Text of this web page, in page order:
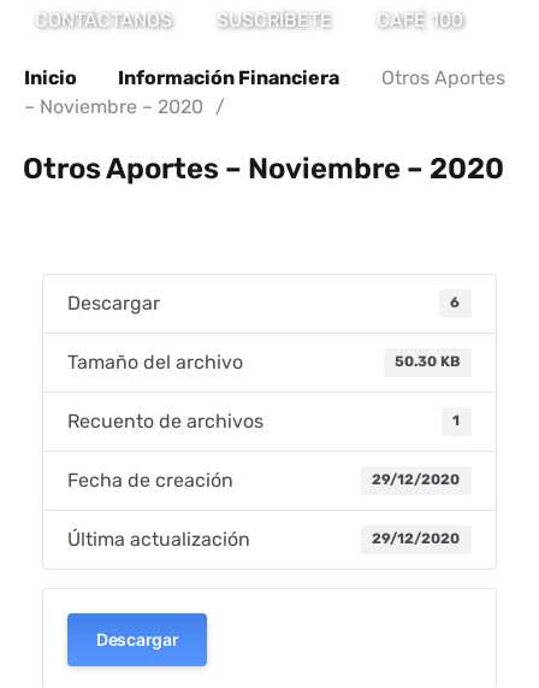
CONTÁCTANOS SUSCRÍBETE CAFÉ 100
Inicio Información Financiera
Otros Aportes
– Noviembre – 2020
/
Otros Aportes – Noviembre – 2020
Descargar 6
Tamaño del archivo 50.30 KB
Recuento de archivos 1
Fecha de creación 29/12/2020
Última actualización 29/12/2020
Descargar